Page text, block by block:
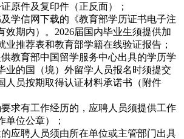
原件及复印件（正反面）；
及学信网下载的《教育部学历证书电子注
效期内）。2026届国内毕业生须提供加
业推荐表和教育部学籍在线验证报告；
供教育部中国留学服务中心出具的学历学
业的国（境）外留学人员报名时须提交
人员按期取得认证材料承诺书（附件
要求有工作经历的，应聘人员须提供工作
单位公章）；
的应聘人员须由所在单位或主管部门出具